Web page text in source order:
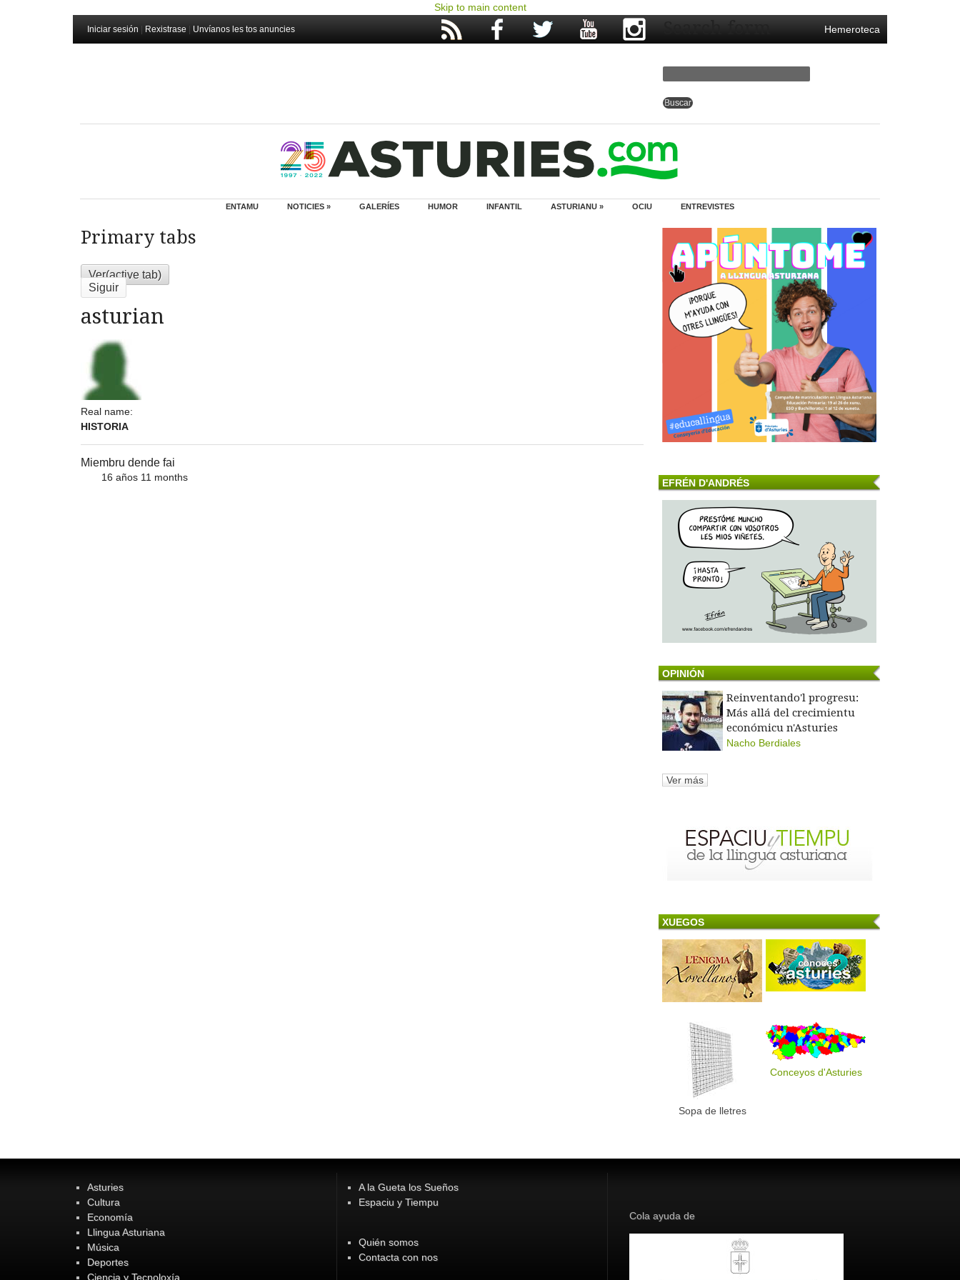
Skip to main content
Iniciar sesión Rexistrase Unvíanos les tos anuncies Hemeroteca
Search form
ENTAMU NOTICIES » GALERÍES HUMOR INFANTIL ASTURIANU » OCIU ENTREVISTES
Primary tabs
Ver(active tab)
Siguir
asturian
Real name:
HISTORIA
Miembru dende fai
16 años 11 months
EFRÉN D'ANDRÉS
OPINIÓN
Reinventando'l progresu:
Más allá del crecimientu
económicu n'Asturies
Nacho Berdiales
Ver más
XUEGOS
Sopa de lletres
Conceyos d'Asturies
Asturies
Cultura
Economía
Llingua Asturiana
Música
Deportes
Ciencia y Tecnoloxía
A la Gueta los Sueños
Espaciu y Tiempu
Quién somos
Contacta con nos
Cola ayuda de